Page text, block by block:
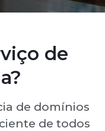
de
de domínios
de todos